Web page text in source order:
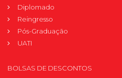
Diplomado
Reingresso
Pós-Graduação
UATI
BOLSAS DE DESCONTOS